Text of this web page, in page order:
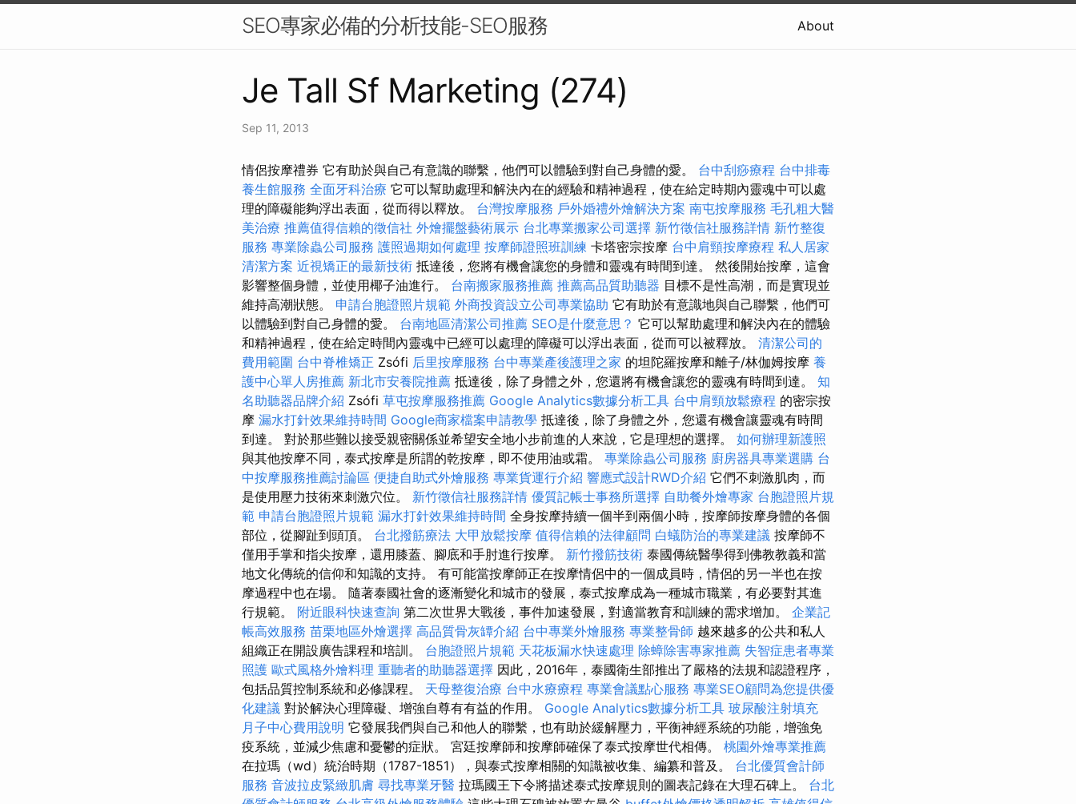
SEO專家必備的分析技能-SEO服務 About
Je Tall Sf Marketing (274)
Sep 11, 2013
情侶按摩禮券 它有助於與自己有意識的聯繫，他們可以體驗到對自己身體的愛。 台中刮痧療程 台中排毒
養生館服務 全面牙科治療 它可以幫助處理和解決內在的經驗和精神過程，使在給定時期內靈魂中可以處
理的障礙能夠浮出表面，從而得以釋放。 台灣按摩服務 戶外婚禮外燴解決方案 南屯按摩服務 毛孔粗大醫
美治療 推薦值得信賴的徵信社 外燴擺盤藝術展示 台北專業搬家公司選擇 新竹徵信社服務詳情 新竹整復
服務 專業除蟲公司服務 護照過期如何處理 按摩師證照班訓練 卡塔密宗按摩 台中肩頸按摩療程 私人居家
清潔方案 近視矯正的最新技術 抵達後，您將有機會讓您的身體和靈魂有時間到達。 然後開始按摩，這會
影響整個身體，並使用椰子油進行。 台南搬家服務推薦 推薦高品質助聽器 目標不是性高潮，而是實現並
維持高潮狀態。 申請台胞證照片規範 外商投資設立公司專業協助 它有助於有意識地與自己聯繫，他們可
以體驗到對自己身體的愛。 台南地區清潔公司推薦 SEO是什麼意思？ 它可以幫助處理和解決內在的體驗
和精神過程，使在給定時間內靈魂中已經可以處理的障礙可以浮出表面，從而可以被釋放。 清潔公司的
費用範圍 台中脊椎矯正 Zsófi 后里按摩服務 台中專業產後護理之家 的坦陀羅按摩和離子/林伽姆按摩 養
護中心單人房推薦 新北市安養院推薦 抵達後，除了身體之外，您還將有機會讓您的靈魂有時間到達。 知
名助聽器品牌介紹 Zsófi 草屯按摩服務推薦 Google Analytics數據分析工具 台中肩頸放鬆療程 的密宗按
摩 漏水打針效果維持時間 Google商家檔案申請教學 抵達後，除了身體之外，您還有機會讓靈魂有時間
到達。 對於那些難以接受親密關係並希望安全地小步前進的人來說，它是理想的選擇。 如何辦理新護照
與其他按摩不同，泰式按摩是所謂的乾按摩，即不使用油或霜。 專業除蟲公司服務 廚房器具專業選購 台
中按摩服務推薦討論區 便捷自助式外燴服務 專業貨運行介紹 響應式設計RWD介紹 它們不刺激肌肉，而
是使用壓力技術來刺激穴位。 新竹徵信社服務詳情 優質記帳士事務所選擇 自助餐外燴專家 台胞證照片規
範 申請台胞證照片規範 漏水打針效果維持時間 全身按摩持續一個半到兩個小時，按摩師按摩身體的各個
部位，從腳趾到頭頂。 台北撥筋療法 大甲放鬆按摩 值得信賴的法律顧問 白蟻防治的專業建議 按摩師不
僅用手掌和指尖按摩，還用膝蓋、腳底和手肘進行按摩。 新竹撥筋技術 泰國傳統醫學得到佛教教義和當
地文化傳統的信仰和知識的支持。 有可能當按摩師正在按摩情侶中的一個成員時，情侶的另一半也在按
摩過程中也在場。 隨著泰國社會的逐漸變化和城市的發展，泰式按摩成為一種城市職業，有必要對其進
行規範。 附近眼科快速查詢 第二次世界大戰後，事件加速發展，對適當教育和訓練的需求增加。 企業記
帳高效服務 苗栗地區外燴選擇 高品質骨灰罈介紹 台中專業外燴服務 專業整骨師 越來越多的公共和私人
組織正在開設廣告課程和培訓。 台胞證照片規範 天花板漏水快速處理 除蟑除害專家推薦 失智症患者專業
照護 歐式風格外燴料理 重聽者的助聽器選擇 因此，2016年，泰國衛生部推出了嚴格的法規和認證程序，
包括品質控制系統和必修課程。 天母整復治療 台中水療療程 專業會議點心服務 專業SEO顧問為您提供優
化建議 對於解決心理障礙、增強自尊有有益的作用。 Google Analytics數據分析工具 玻尿酸注射填充
月子中心費用說明 它發展我們與自己和他人的聯繫，也有助於緩解壓力，平衡神經系統的功能，增強免
疫系統，並減少焦慮和憂鬱的症狀。 宮廷按摩師和按摩師確保了泰式按摩世代相傳。 桃園外燴專業推薦
在拉瑪（wd）統治時期（1787-1851），與泰式按摩相關的知識被收集、編纂和普及。 台北優質會計師
服務 音波拉皮緊緻肌膚 尋找專業牙醫 拉瑪國王下令將描述泰式按摩規則的圖表記錄在大理石碑上。 台北